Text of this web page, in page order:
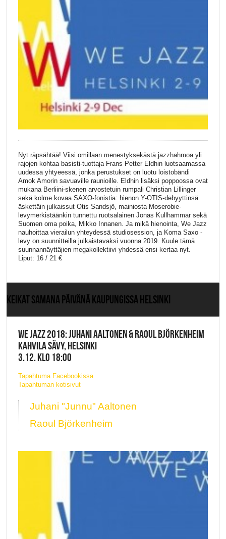
Nyt räpsähtää! Viisi omillaan menestyksekästä jazzhahmoa yli
rajojen kohtaa basisti-tuottaja Frans Petter Eldhin luotsaamassa
uudessa yhtyeessä, jonka perustukset on luotu loistobändi
Amok Amorin savuaville raunioille. Eldhin lisäksi poppoossa ovat
mukana Berliini-skenen arvostetuin rumpali Christian Lillinger
sekä kolme kovaa SAXO-fonistia: hienon Y-OTIS-debyyttinsä
äskettäin julkaissut Otis Sandsjö, mainiosta Moserobie-
levymerkistäänkin tunnettu ruotsalainen Jonas Kullhammar sekä
Suomen oma poika, Mikko Innanen. Ja mikä hienointa, We Jazz
nauhoittaa vierailun yhteydessä studiosession, ja Koma Saxo -
levy on suunnitteilla julkaistavaksi vuonna 2019. Kuule tämä
suunnannäyttäjien megakollektiivi yhdessä ensi kertaa nyt.
Liput: 16 / 21 €
KEIKAT SAMANA PÄIVÄNÄ KAUPUNGISSA HELSINKI
WE JAZZ 2018: JUHANI AALTONEN & RAOUL BJÖRKENHEIM
KAHVILA SÄVY, HELSINKI
3.12. KLO 18:00
Tapahtuma Facebookissa
Tapahtuman kotisivut
Juhani "Junnu" Aaltonen
Raoul Björkenheim